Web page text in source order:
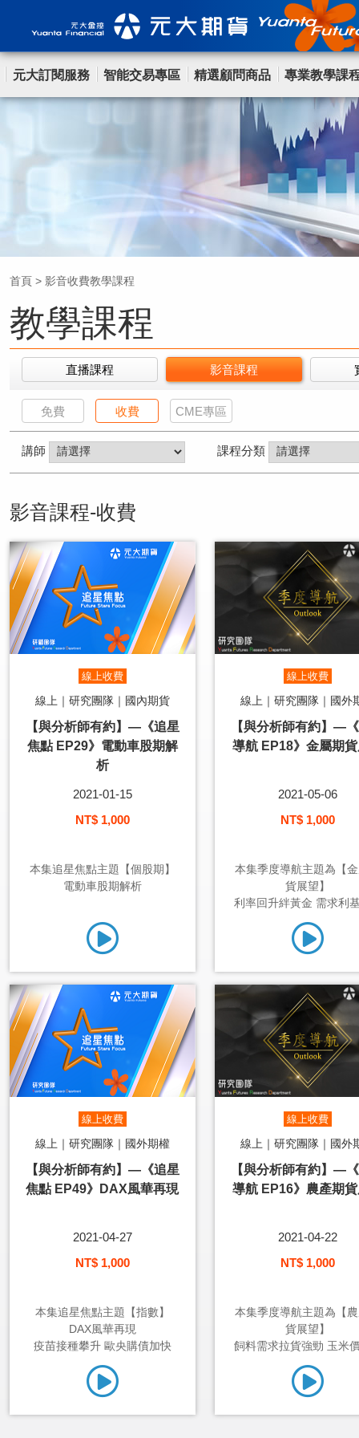
元大訂閱服務 智能交易專區 精選顧問商品 專業教學課
首頁 > 影音收費教學課程
教學課程
直播課程 影音課程
免費 收費 CME專區
講師 課程分類
影音課程-收費
線上收費
線上｜研究團隊｜國內期貨
【與分析師有約】—《追星
焦點 EP29》電動車股期解
析
2021-01-15
NT$ 1,000
本集追星焦點主題【個股期】
電動車股期解析
線上收費
線上｜研究團隊｜國外
【與分析師有約】—
導航 EP18》金屬期
2021-05-06
NT$ 1,000
本集季度導航主題為【
貨展望】
利率回升絆黃金 需求利
線上收費
線上｜研究團隊｜國外期權
【與分析師有約】—《追星
焦點 EP49》DAX風華再現
2021-04-27
NT$ 1,000
本集追星焦點主題【指數】
DAX風華再現
疫苗接種攀升 歐央購債加快
線上收費
線上｜研究團隊｜國外
【與分析師有約】—
導航 EP16》農產期
2021-04-22
NT$ 1,000
本集季度導航主題為【
貨展望】
飼料需求拉貨強勁 玉米